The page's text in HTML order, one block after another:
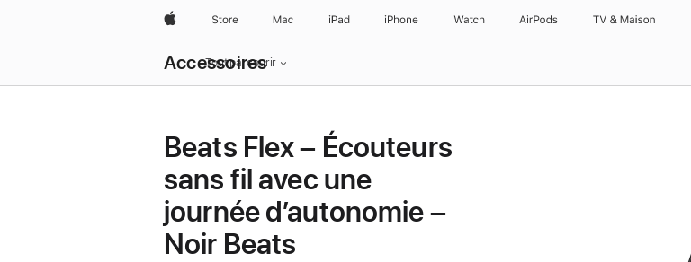
AppleStore Mac iPad iPhone Watch AirPods TV & Maison
Accessoires
locale
Ouvrir
Tout parcourir
Beats Flex – Écouteurs
sans fil avec une
journée d’autonomie –
Noir Beats